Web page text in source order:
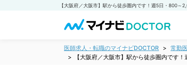
医師求人・転職のマイナビDOCTOR 常勤
【大阪府／大阪市】駅から徒歩圏内です